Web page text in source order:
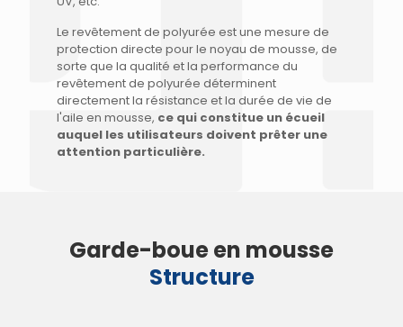
Le revêtement de polyurée est une mesure de
protection directe pour le noyau de mousse, de
sorte que la qualité et la performance du
revêtement de polyurée déterminent
directement la résistance et la durée de vie de
l'aile en mousse, ce qui constitue un écueil
auquel les utilisateurs doivent prêter une
attention particulière.
Garde-boue en mousse
Structure